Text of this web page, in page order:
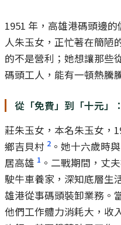
1951 年，高雄港碼頭邊
人朱玉女，正忙著在簡陋
的不是營利；她想讓那些
碼頭工人，能有一頓熱騰
從「免費」到「十元」
莊朱玉女，本名朱玉女，
鄉吉貝村 2 。她十六歲時
居高雄 1 。二戰期間，丈
駛牛車養家，深知底層生
雄港從事碼頭裝卸業務。
他們工作體力消耗大，收